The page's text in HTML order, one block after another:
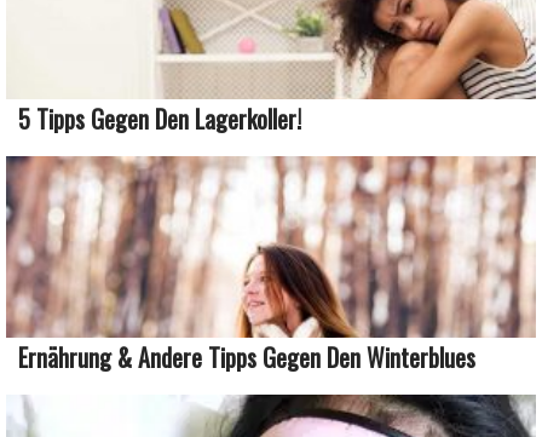
5 Tipps Gegen Den Lagerkoller!
Ernährung & Andere Tipps Gegen Den Winterblues